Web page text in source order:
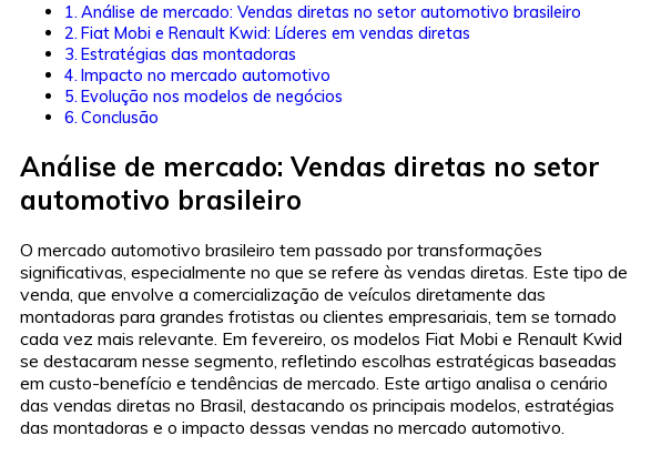
Análise de mercado: Vendas diretas no setor automotivo brasileiro
Fiat Mobi e Renault Kwid: Líderes em vendas diretas
Estratégias das montadoras
Impacto no mercado automotivo
Evolução nos modelos de negócios
Conclusão
Análise de mercado: Vendas diretas no setor
automotivo brasileiro
O mercado automotivo brasileiro tem passado por transformações
significativas, especialmente no que se refere às vendas diretas. Este tipo de
venda, que envolve a comercialização de veículos diretamente das
montadoras para grandes frotistas ou clientes empresariais, tem se tornado
cada vez mais relevante. Em fevereiro, os modelos Fiat Mobi e Renault Kwid
se destacaram nesse segmento, refletindo escolhas estratégicas baseadas
em custo-benefício e tendências de mercado. Este artigo analisa o cenário
das vendas diretas no Brasil, destacando os principais modelos, estratégias
das montadoras e o impacto dessas vendas no mercado automotivo.